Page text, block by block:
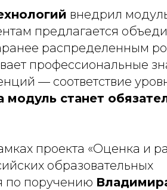
внедрил
предлагается
распределенным
профессиональные
— соответствие
модуль станет
проекта «Оценка и
образовательных
по поручению